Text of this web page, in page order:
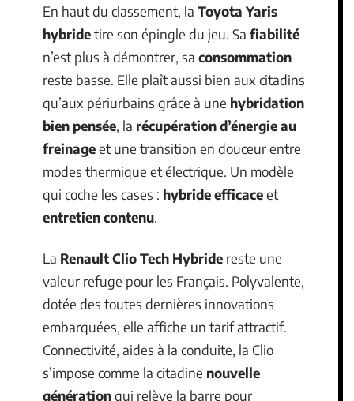
En haut du classement, la Toyota Yaris
hybridetire son épingle du jeu. Sa fiabilité
n’est plus à démontrer, sa consommation
reste basse. Elle plaît aussi bien aux citadins
qu’aux périurbains grâce à une hybridation
bien pensée, la récupération d’énergie au
freinageet une transition en douceur entre
modes thermique et électrique. Un modèle
qui coche les cases : hybride efficaceet
entretien contenu.
La Renault Clio Tech Hybride reste une
valeur refuge pour les Français. Polyvalente,
dotée des toutes dernières innovations
embarquées, elle affiche un tarif attractif.
Connectivité, aides à la conduite, la Clio
s’impose comme la citadine nouvelle
générationqui relève la barre pour